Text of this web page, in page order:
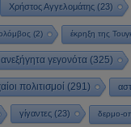
Χρήστος Αγγελομάτης(23)
(2) έκρηξη της
ανεξήγητα γεγονότα (325)
πολιτισμοί (291)
γίγαντες (23) δερμο-